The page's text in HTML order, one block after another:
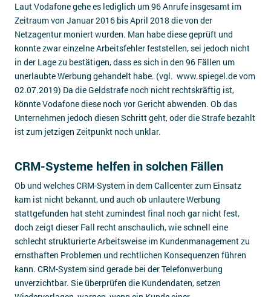
Laut Vodafone gehe es lediglich um 96 Anrufe insgesamt im
Zeitraum von Januar 2016 bis April 2018 die von der
Netzagentur moniert wurden. Man habe diese geprüft und
konnte zwar einzelne Arbeitsfehler feststellen, sei jedoch nicht
in der Lage zu bestätigen, dass es sich in den 96 Fällen um
unerlaubte Werbung gehandelt habe. (vgl. www.spiegel.de vom
02.07.2019) Da die Geldstrafe noch nicht rechtskräftig ist,
könnte Vodafone diese noch vor Gericht abwenden. Ob das
Unternehmen jedoch diesen Schritt geht, oder die Strafe bezahlt
ist zum jetzigen Zeitpunkt noch unklar.
CRM-Systeme helfen in solchen Fällen
Ob und welches CRM-System in dem Callcenter zum Einsatz
kam ist nicht bekannt, und auch ob unlautere Werbung
stattgefunden hat steht zumindest final noch gar nicht fest,
doch zeigt dieser Fall recht anschaulich, wie schnell eine
schlecht strukturierte Arbeitsweise im Kundenmanagement zu
ernsthaften Problemen und rechtlichen Konsequenzen führen
kann. CRM-System sind gerade bei der Telefonwerbung
unverzichtbar. Sie überprüfen die Kundendaten, setzen